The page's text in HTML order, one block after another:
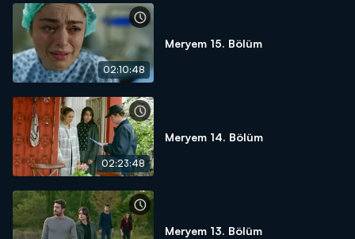
02:10:48
Meryem 15. Bölüm
02:23:48
Meryem 14. Bölüm
Meryem 13. Bölüm